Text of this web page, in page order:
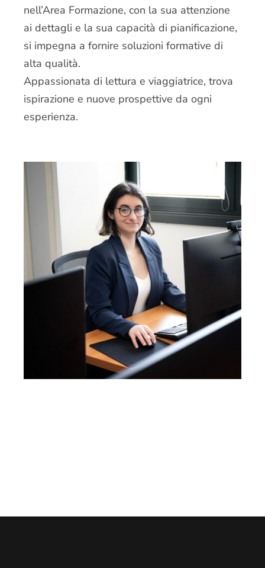
nell’Area Formazione, con la sua attenzione
ai dettagli e la sua capacità di pianificazione,
si impegna a fornire soluzioni formative di
alta qualità.
Appassionata di lettura e viaggiatrice, trova
ispirazione e nuove prospettive da ogni
esperienza.